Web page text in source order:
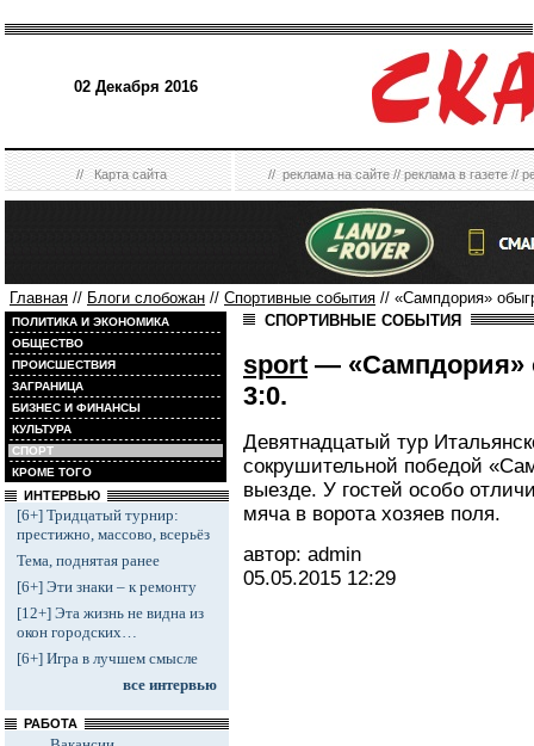
02 Декабря 2016
//Карта сайта //реклама на сайте//реклама в газете//
Главная // Блоги слобожан // Спортивные события // «Сампдория»
ПОЛИТИКА И ЭКОНОМИКА
ОБЩЕСТВО
ПРОИСШЕСТВИЯ
ЗАГРАНИЦА
БИЗНЕС И ФИНАНСЫ
КУЛЬТУРА
СПОРТ
КРОМЕ ТОГО
ИНТЕРВЬЮ
[6+] Тридцатый турнир:
престижно, массово, всерьёз
Тема, поднятая ранее
[6+] Эти знаки – к ремонту
[12+] Эта жизнь не видна из
окон городских…
[6+] Игра в лучшем смысле
все интервью
РАБОТА
СПОРТИВНЫЕ СОБЫТИЯ
sport — «Сампдория»
3:0.
Девятнадцатый тур
сокрушительной победой
выезде. У гостей особо
мяча в ворота хозяев поля.
автор: admin
05.05.2015 12:29